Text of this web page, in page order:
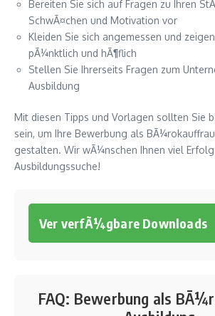
Bereiten Sie sich auf Fragen zu Ihren
SchwÃ¤chen und Motivation vor
Kleiden Sie sich angemessen und
pÃ¼nktlich und hÃ¶flich
Stellen Sie Ihrerseits Fragen zum
Ausbildung
Mit diesen Tipps und Vorlagen sollten Sie
sein, um Ihre Bewerbung als
gestalten. Wir wÃ¼nschen Ihnen viel
Ausbildungssuche!
Ver verfÃ¼gbare Downloads
FAQ: Bewerbung als